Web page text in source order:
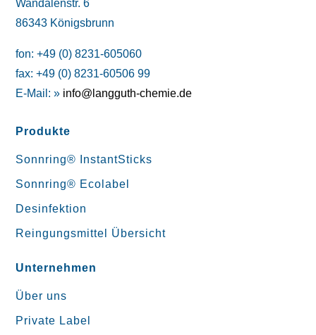
Wandalenstr. 6
86343 Königsbrunn
fon: +49 (0) 8231-605060
fax: +49 (0) 8231-60506 99
E-Mail: » info@langguth-chemie.de
Produkte
Sonnring® InstantSticks
Sonnring® Ecolabel
Desinfektion
Reingungsmittel Übersicht
Unternehmen
Über uns
Private Label